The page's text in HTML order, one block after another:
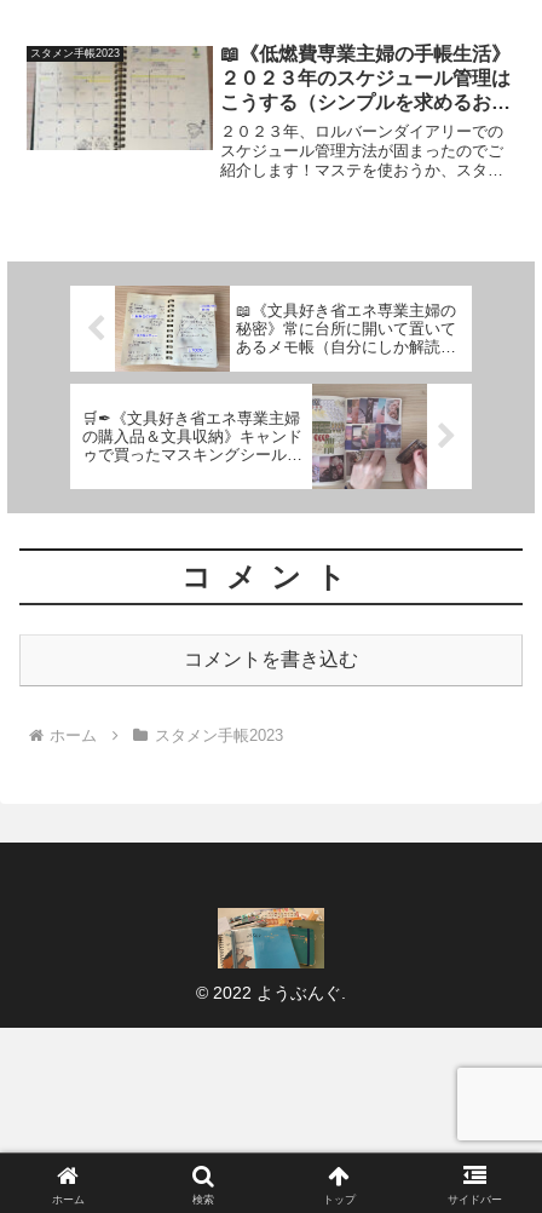
ました。これだけでも十分、その日何が
あったかわかる記録になります！
スタメン手帳2023
📖《低燃費専業主婦の手帳生活》
２０２３年のスケジュール管理は
こうする（シンプルを求めるお年
頃）
２０２３年、ロルバーンダイアリーでの
スケジュール管理方法が固まったのでご
紹介します！マステを使おうか、スタン
📖《文具好き省エネ専業主婦の
秘密》常に台所に開いて置いて
あるメモ帳（自分にしか解読不
🛒✒《文具好き省エネ専業主婦
の購入品＆文具収納》キャンド
ゥで買ったマスキングシールブ
こいですが使いやすさ重視）
コメント
コメントを書き込む
ホーム スタメン手帳2023
© 2022 ようぶんぐ.
ホーム 検索 トップ サイドバー